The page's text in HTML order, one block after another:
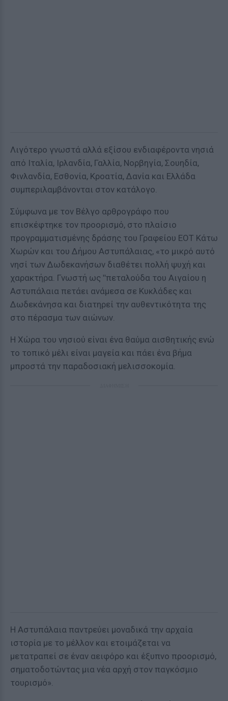
Λιγότερο γνωστά αλλά εξίσου ενδιαφέροντα νησιά
από Ιταλία, Ιρλανδία, Γαλλία, Νορβηγία, Σουηδία,
Φινλανδία, Εσθονία, Κροατία, Δανία και Ελλάδα
συμπεριλαμβάνονται στον κατάλογο.
Σύμφωνα με τον Βέλγο αρθρογράφο που
επισκέφτηκε τον προορισμό, στο πλαίσιο
προγραμματισμένης δράσης του Γραφείου ΕΟΤ Κάτω
Χωρών και του Δήμου Αστυπάλαιας, «το μικρό αυτό
νησί των Δωδεκανήσων διαθέτει πολλή ψυχή και
χαρακτήρα. Γνωστή ως ʺπεταλούδα του Αιγαίου η
Αστυπάλαια πετάει ανάμεσα σε Κυκλάδες και
Δωδεκάνησα και διατηρεί την αυθεντικότητα της
στο πέρασμα των αιώνων.
Η Χώρα του νησιού είναι ένα θαύμα αισθητικής ενώ
το τοπικό μέλι είναι μαγεία και πάει ένα βήμα
μπροστά την παραδοσιακή μελισσοκομία.
Η Αστυπάλαια παντρεύει μοναδικά την αρχαία
ιστορία με το μέλλον και ετοιμάζεται να
μετατραπεί σε έναν αειφόρο και έξυπνο προορισμό,
σηματοδοτώντας μια νέα αρχή στον παγκόσμιο
τουρισμό».